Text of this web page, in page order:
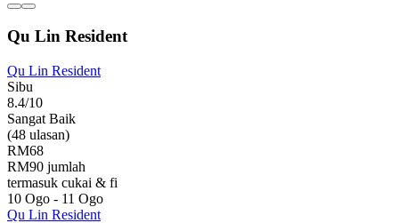
Qu Lin Resident
Qu Lin Resident
Sibu
8.4/10
Sangat Baik
(48 ulasan)
RM68
RM90 jumlah
termasuk cukai & fi
10 Ogo - 11 Ogo
Qu Lin Resident